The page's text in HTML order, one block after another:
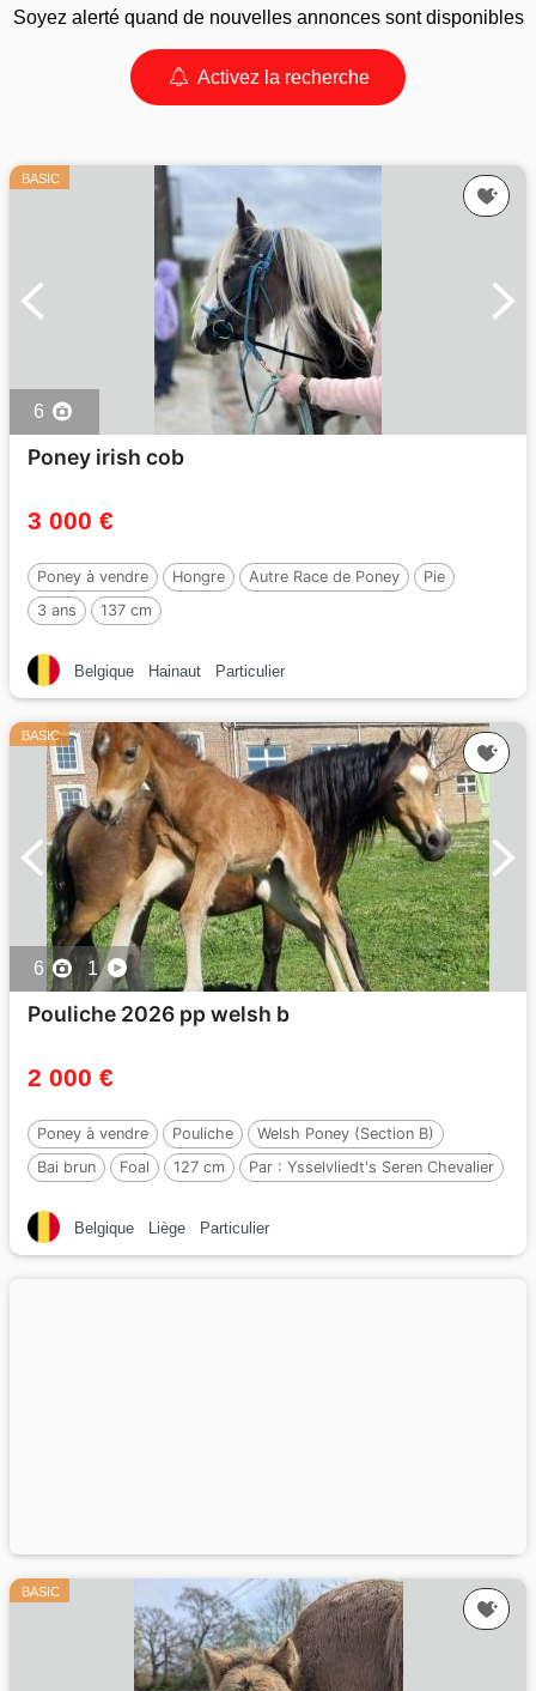
Soyez alerté quand de nouvelles annonces sont disponibles
Activez la recherche
BASIC
6
Poney irish cob
3 000 €
Poney à vendre Hongre Autre Race de Poney
Pie
3 ans
137 cm
Belgique Hainaut Particulier
BASIC
6 1
Pouliche 2026 pp welsh b
2 000 €
Poney à vendre Pouliche
Welsh Poney (Section B)
Bai brun
Foal 127 cm Par : Ysselvliedt's Seren Chevalier
Belgique Liège Particulier
BASIC